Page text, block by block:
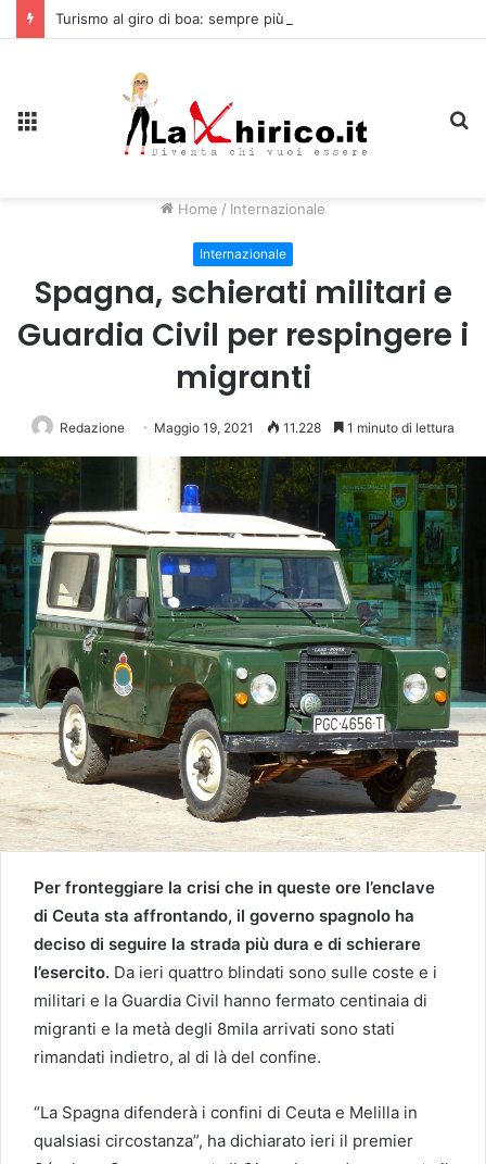
Turismo al giro di boa: sempre più stranieri in Riviera
Home / Internazionale
Internazionale
Spagna, schierati militari e
Guardia Civil per respingere i
migranti
Redazione Maggio 19, 2021 11.228 1 minuto di lettura
Per fronteggiare la crisi che in queste ore l’enclave
di Ceuta sta affrontando, il governo spagnolo ha
deciso di seguire la strada più dura e di schierare
l’esercito. Da ieri quattro blindati sono sulle coste e i
militari e la Guardia Civil hanno fermato centinaia di
migranti e la metà degli 8mila arrivati sono stati
rimandati indietro, al di là del confine.
“La Spagna difenderà i confini di Ceuta e Melilla in
qualsiasi circostanza”, ha dichiarato ieri il premier